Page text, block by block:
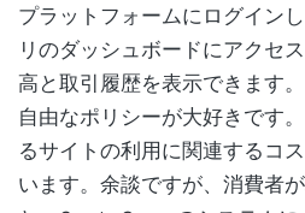
プラットフォームにログイン
リのダッシュボードにアクセ
高と取引履歴を表示できます
自由なポリシーが大好きです
るサイトの利用に関連するコ
います。余談ですが、消費者